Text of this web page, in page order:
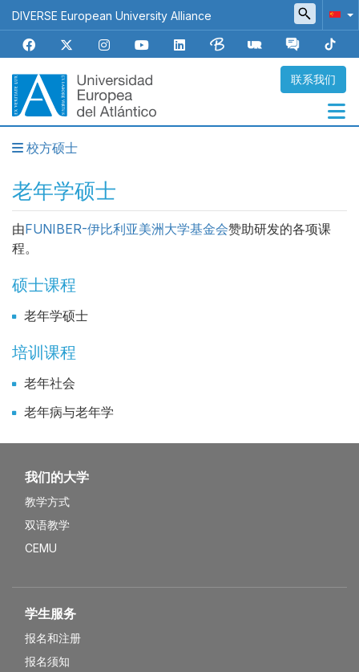
跳
转
主
要
容
DIVERSE European University Alliance
联系我们
Navegación
principal
校方硕士
老年学硕士
由FUNIBER-伊比利亚美洲大学基金会赞助研发的各项课
程。
硕士课程
老年学硕士
培训课程
老年社会
老年病与老年学
我们的大学
教学方式
双语教学
CEMU
学生服务
报名和注册
报名须知